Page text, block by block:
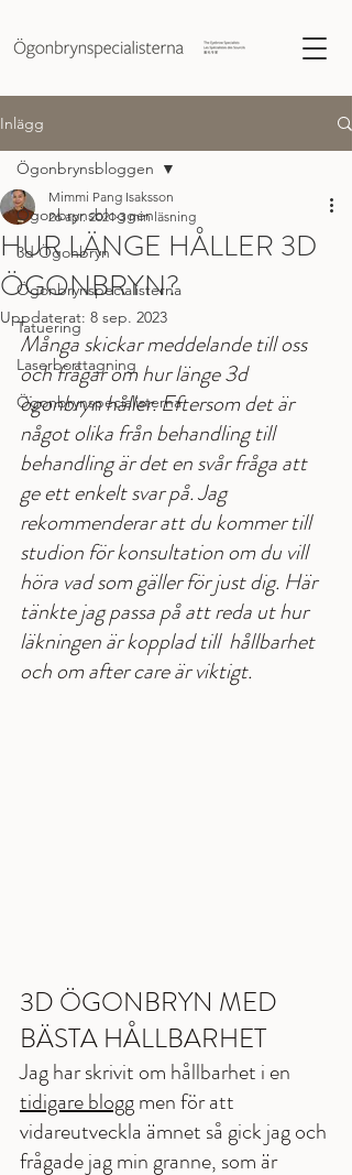
Inlägg
Ögonbrynsbloggen
3d Ögonbryn
Ögonbrynspecialisterna
Tatuering
Laserborttagning
Ögonbrynspecialisterna
Ögonbrynsbloggen
HUR LÄNGE HÅLLER 3D
ÖGONBRYN?
Mimmi Pang Isaksson
26 apr. 2021 3 min läsning
Uppdaterat: 8 sep. 2023
Många skickar meddelande till oss
och frågar om hur länge 3d
ögonbryn håller. Eftersom det är
något olika från behandling till
behandling är det en svår fråga att
ge ett enkelt svar på. Jag
rekommenderar att du kommer till
studion för konsultation om du vill
höra vad som gäller för just dig. Här
tänkte jag passa på att reda ut hur
läkningen är kopplad till  hållbarhet
och om after care är viktigt.
3D ÖGONBRYN MED
BÄSTA HÅLLBARHET
Jag har skrivit om hållbarhet i en
tidigare blogg men för att
vidareutveckla ämnet så gick jag och
frågade jag min granne, som är